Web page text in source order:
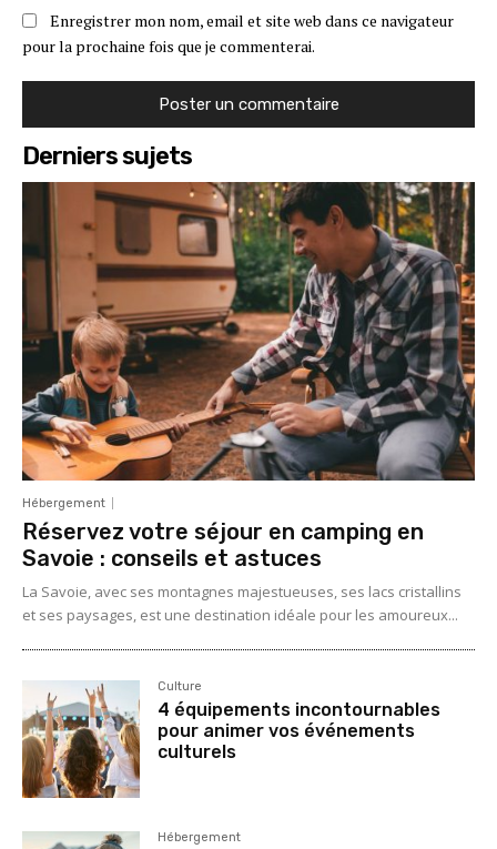
Enregistrer mon nom, email et site web dans ce navigateur
pour la prochaine fois que je commenterai.
Derniers sujets
Hébergement
Réservez votre séjour en camping en
Savoie : conseils et astuces
La Savoie, avec ses montagnes majestueuses, ses lacs cristallins
et ses paysages, est une destination idéale pour les amoureux...
Culture
4 équipements incontournables
pour animer vos événements
culturels
Hébergement